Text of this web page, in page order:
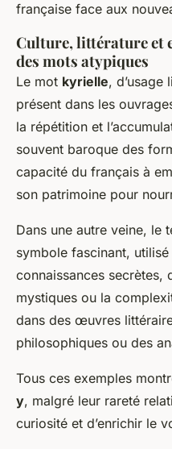
française face aux
Culture, littérature et
des mots atypiques
Le mot kyrielle, d’usage
présent dans les
la répétition et
souvent baroque des
capacité du français à
son patrimoine pour
Dans une autre veine, le
symbole fascinant,
connaissances secrètes,
mystiques ou la
dans des œuvres
philosophiques ou des
Tous ces exemples
y, malgré leur rareté
curiosité et d’enrichir le